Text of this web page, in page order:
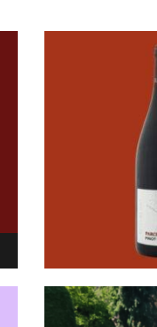
Bag in box
€